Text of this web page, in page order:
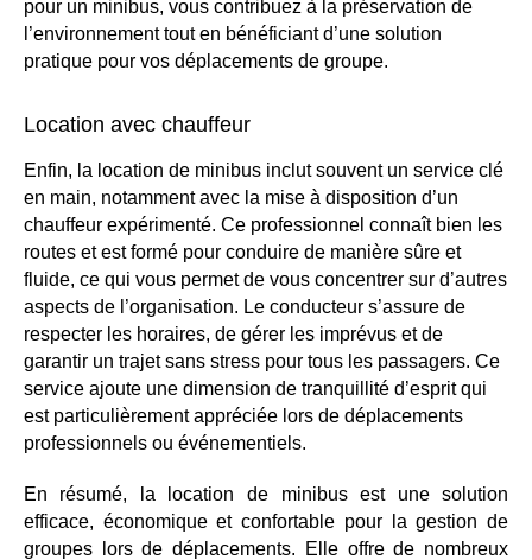
pour un minibus, vous contribuez à la préservation de
l’environnement tout en bénéficiant d’une solution
pratique pour vos déplacements de groupe.
Location avec chauffeur
Enfin, la location de minibus inclut souvent un service clé
en main, notamment avec la mise à disposition d’un
chauffeur expérimenté. Ce professionnel connaît bien les
routes et est formé pour conduire de manière sûre et
fluide, ce qui vous permet de vous concentrer sur d’autres
aspects de l’organisation. Le conducteur s’assure de
respecter les horaires, de gérer les imprévus et de
garantir un trajet sans stress pour tous les passagers. Ce
service ajoute une dimension de tranquillité d’esprit qui
est particulièrement appréciée lors de déplacements
professionnels ou événementiels.
En résumé, la location de minibus est une solution
efficace, économique et confortable pour la gestion de
groupes lors de déplacements. Elle offre de nombreux